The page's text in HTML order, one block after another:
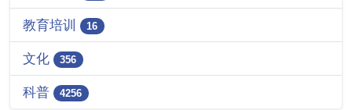
教育培训 16
文化 356
科普 4256